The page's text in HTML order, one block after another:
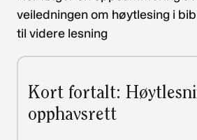
veiledningen om høytlesing i
til videre lesning
Kort fortalt:
opphavsrett